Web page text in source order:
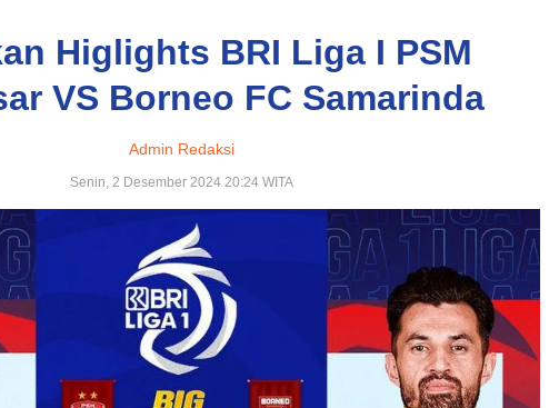
Higlights BRI Liga I PSM
VS Borneo FC Samarinda
Admin Redaksi
Senin, 2 Desember 2024 20:24 WITA